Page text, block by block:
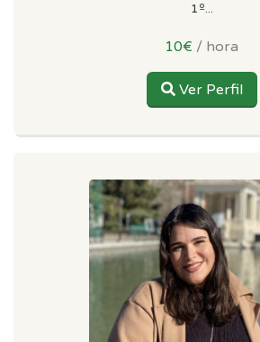
1º...
10€ / hora
Ver Perfil